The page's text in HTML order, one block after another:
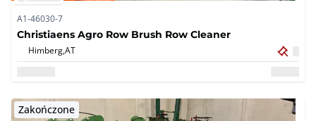
A1-46030-7
Christiaens Agro Row Brush Row Cleaner
Himberg,AT
Zakończone